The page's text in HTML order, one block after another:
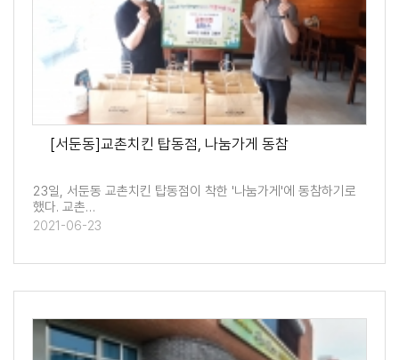
[서둔동]교촌치킨 탑동점, 나눔가게 동참
23일, 서둔동 교촌치킨 탑동점이 착한 '나눔가게'에 동참하기로
했다. 교촌…
2021-06-23